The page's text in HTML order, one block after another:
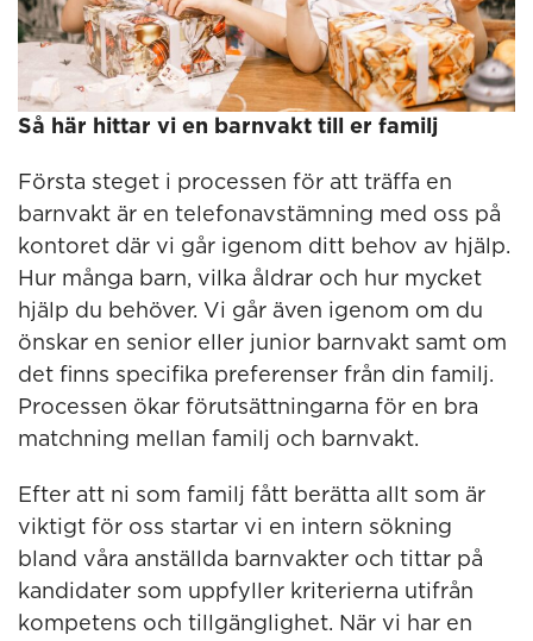
Så här hittar vi en barnvakt till er familj
Första steget i processen för att träffa en
barnvakt är en telefonavstämning med oss på
kontoret där vi går igenom ditt behov av hjälp.
Hur många barn, vilka åldrar och hur mycket
hjälp du behöver. Vi går även igenom om du
önskar en senior eller junior barnvakt samt om
det finns specifika preferenser från din familj.
Processen ökar förutsättningarna för en bra
matchning mellan familj och barnvakt.
Efter att ni som familj fått berätta allt som är
viktigt för oss startar vi en intern sökning
bland våra anställda barnvakter och tittar på
kandidater som uppfyller kriterierna utifrån
kompetens och tillgänglighet. När vi har en